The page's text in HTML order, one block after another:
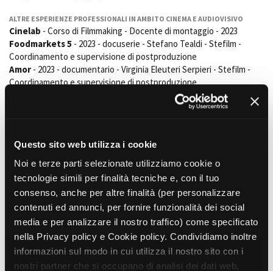
Questo sito web utilizza i cookie
Noi e terze parti selezionate utilizziamo cookie o
tecnologie simili per finalità tecniche e, con il tuo
consenso, anche per altre finalità (per personalizzare
contenuti ed annunci, per fornire funzionalità dei social
media e per analizzare il nostro traffico) come specificato
nella Privacy policy e Cookie policy. Condividiamo inoltre
informazioni sul modo in cui utilizza il nostro sito con i
nostri partner che si occupano di analisi dei dati web,
ALTRE ESPERIENZE PROFESSIONALI IN AMBITO CINEMA E AUDIOVISIVO
Cinelab - Corso di Filmmaking - Docente di montaggio - 2023
Foodmarkets 5 - 2023 - docuserie - Stefano Tealdi - Stefilm -
Coordinamento e supervisione di postproduzione
Amor - 2023 - documentario - Virginia Eleuteri Serpieri - Stefilm -
Coordinamento e supervisione di postproduzione
- 2018 - Martina Melilli - Stefilm - Coordinamento
The strange sound of happiness- 2017 - Diego Pascal Panarello
- Stefilm - Coordinamento e supervisione di postproduzione
Centro sperimentale di Cinematografia
- Scuola Nazionale di
Cinema Sede Piemonte - Corsi di Animazione - Docente di
Montaggio - Dal 2009 al 2018
Università di Torino -insegnamento per Corso di Laurea
specialistica in Antropologia culturale ed etnologia e in
comunicazione multimediale e di massa. - Conduttore laboratorio
video etnografico anno accademico dal 2005 al 2009 e dal 2011 al
2012